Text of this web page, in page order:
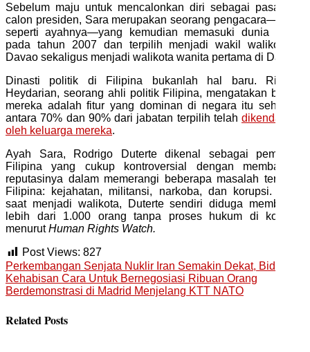
Sebelum maju untuk mencalonkan diri sebagai pasangan
calon presiden, Sara merupakan seorang pengacara—sama
seperti ayahnya—yang kemudian memasuki dunia politik
pada tahun 2007 dan terpilih menjadi wakil walikota di
Davao sekaligus menjadi walikota wanita pertama di Davao.
Dinasti politik di Filipina bukanlah hal baru. Richard
Heydarian, seorang ahli politik Filipina, mengatakan bahwa
mereka adalah fitur yang dominan di negara itu sehingga
antara 70% dan 90% dari jabatan terpilih telah dikendalikan
oleh keluarga mereka.
Ayah Sara, Rodrigo Duterte dikenal sebagai pemimpin
Filipina yang cukup kontroversial dengan membangun
reputasinya dalam memerangi beberapa masalah terbesar
Filipina: kejahatan, militansi, narkoba, dan korupsi. Pada
saat menjadi walikota, Duterte sendiri diduga membunuh
lebih dari 1.000 orang tanpa proses hukum di kotanya
menurutHuman Rights Watch.
Post Views: 827
Perkembangan Senjata Nuklir Iran Semakin Dekat, Biden
Kehabisan Cara Untuk Bernegosiasi Ribuan Orang
Berdemonstrasi di Madrid Menjelang KTT NATO
Related Posts